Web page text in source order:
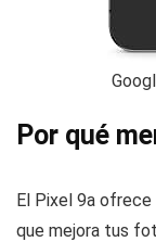
Por qué
El Pixel 9a ofrece
que mejora tus